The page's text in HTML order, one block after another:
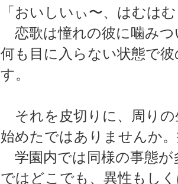
「おいしいぃ〜、はむは
恋歌は憧れの彼に噛みつ
何も目に入らない状態で
す。
それを皮切りに、周りの
始めたではありませんか
学園内では同様の事態が
ではどこでも、異性もし